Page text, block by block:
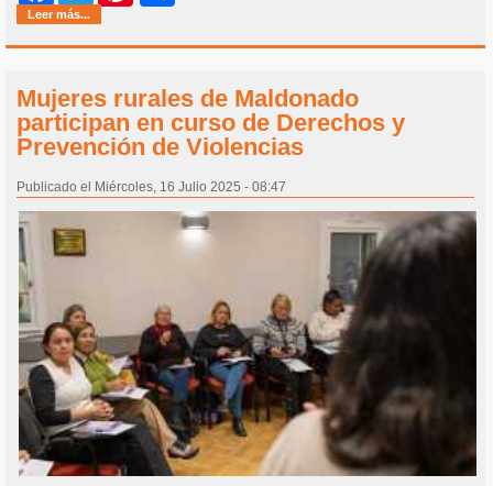
Leer más...
Mujeres rurales de Maldonado
participan en curso de Derechos y
Prevención de Violencias
Publicado el Miércoles, 16 Julio 2025 - 08:47